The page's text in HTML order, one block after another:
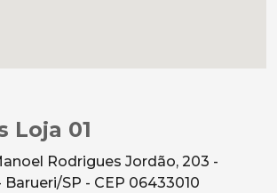
Loja 01
Rodrigues Jordão, 203 -
SP - CEP 06433010